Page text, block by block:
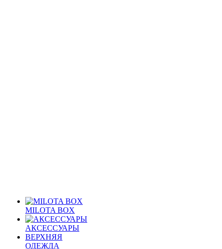
MILOTA BOX
АКСЕССУАРЫ
ВЕРХНЯЯ
ОДЕЖДА